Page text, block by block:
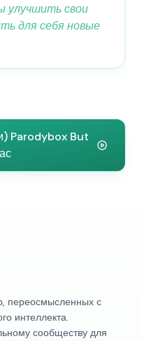
улучшить свои
для себя новые
Parodybox But
переосмысленных с
интеллекта.
сообществу для